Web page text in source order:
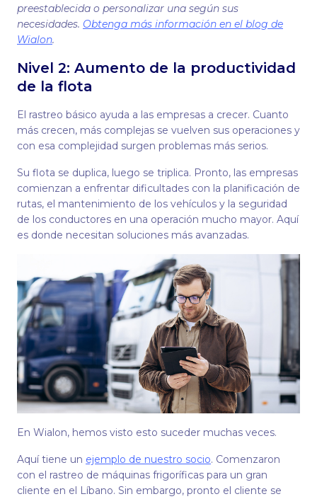
preestablecida o personalizar una según sus
necesidades. Obtenga más información en el blog de
Wialon.
Nivel 2: Aumento de la productividad
de la flota
El rastreo básico ayuda a las empresas a crecer. Cuanto
más crecen, más complejas se vuelven sus operaciones y
con esa complejidad surgen problemas más serios.
Su flota se duplica, luego se triplica. Pronto, las empresas
comienzan a enfrentar dificultades con la planificación de
rutas, el mantenimiento de los vehículos y la seguridad
de los conductores en una operación mucho mayor. Aquí
es donde necesitan soluciones más avanzadas.
En Wialon, hemos visto esto suceder muchas veces.
Aquí tiene un ejemplo de nuestro socio. Comenzaron
con el rastreo de máquinas frigoríficas para un gran
cliente en el Líbano. Sin embargo, pronto el cliente se